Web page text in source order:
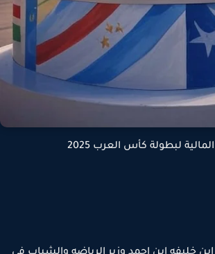
لبطولة كأس العرب 2025